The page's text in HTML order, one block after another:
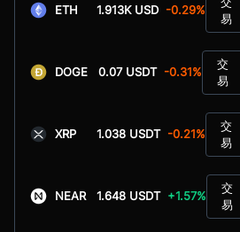
ETH 1.913K USD -0.29%
易
DOGE 0.07 USDT -0.31%
交
易
XRP 1.038 USDT -0.21%
交
易
NEAR 1.648 USDT +1.57%
交
易